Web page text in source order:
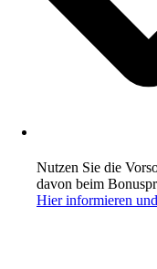
Nutzen Sie die
davon beim
Hier informieren